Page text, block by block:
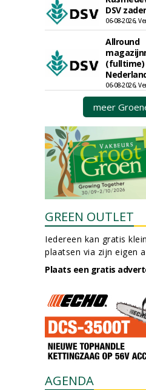
DSV
06-08-2026,
Allround
(fulltime)
06-08-2026,
meer
GREEN OUTLET
Iedereen kan gratis
plaatsen via zijn eigen
Plaats een gratis
AGENDA